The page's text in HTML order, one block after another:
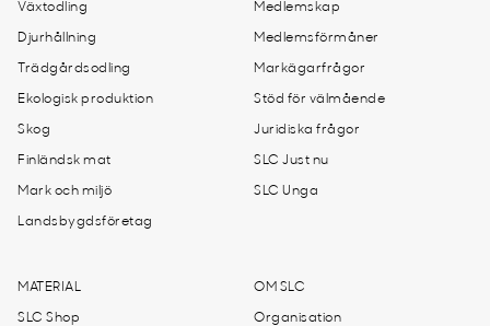
Växtodling
Djurhållning
Trädgårdsodling
Ekologisk produktion
Skog
Finländsk mat
Mark och miljö
Landsbygdsföretag
Medlemskap
Medlemsförmåner
Markägarfrågor
Stöd för välmående
Juridiska frågor
SLC Just nu
SLC Unga
MATERIAL
SLC Shop
OM SLC
Organisation